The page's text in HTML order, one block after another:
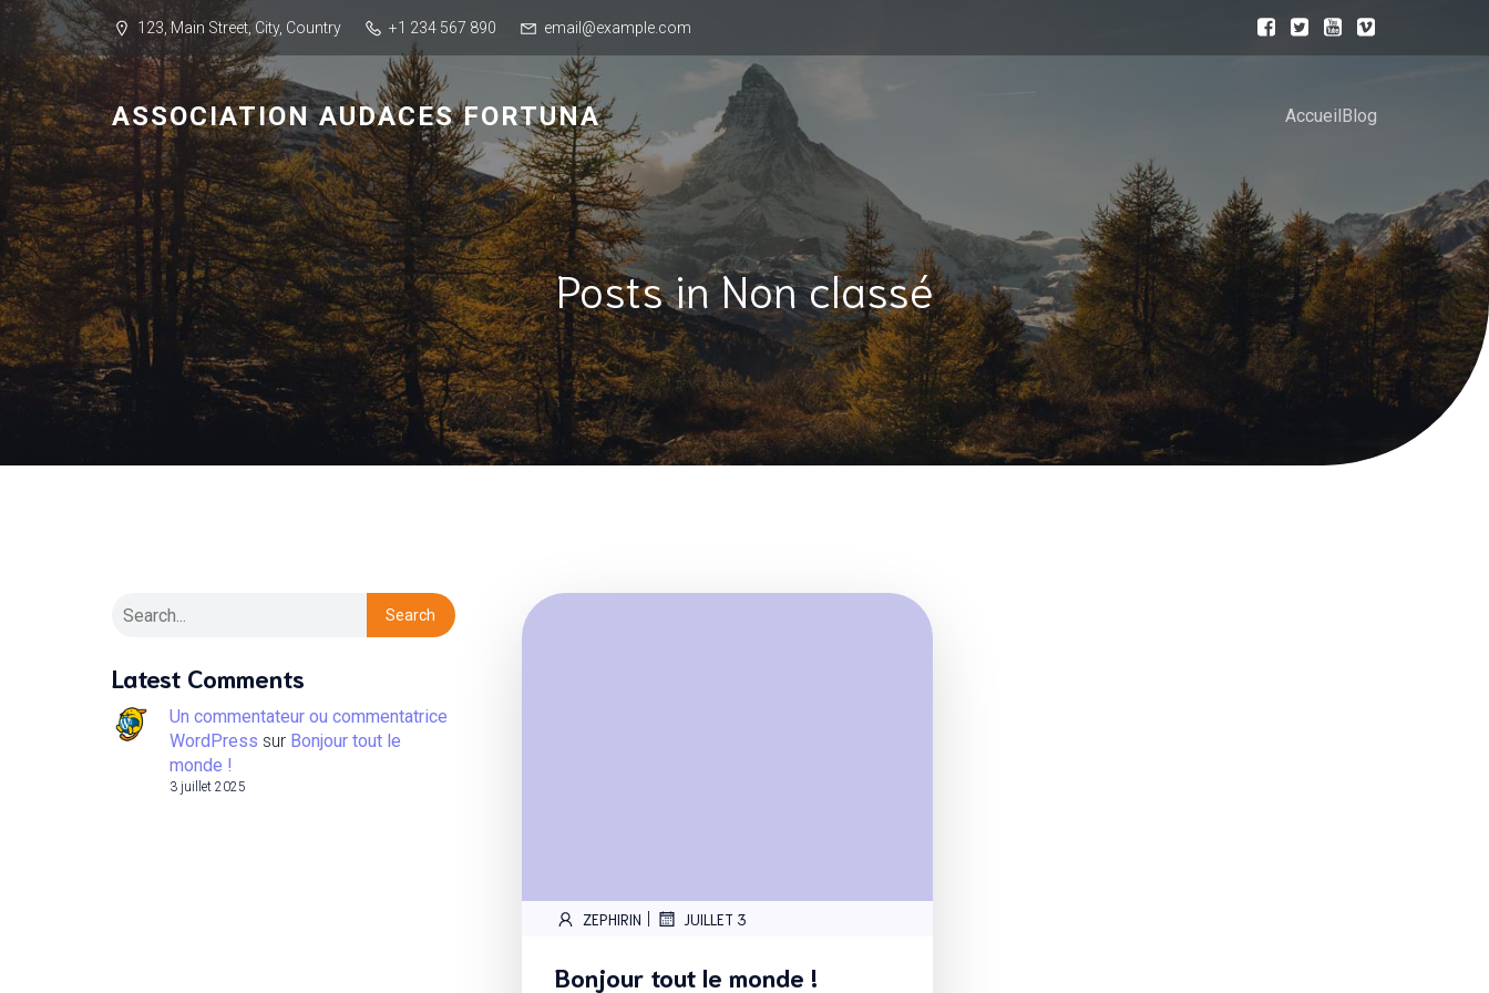
123, Main Street, City, Country +1 234 567 890 email@example.com
ASSOCIATION AUDACES FORTUNA AccueilBlog
Posts in Non classé
Search
Latest Comments
Un commentateur ou commentatrice
WordPress sur Bonjour tout le
monde !
3 juillet 2025
ZEPHIRIN JUILLET 3
Bonjour tout le monde !